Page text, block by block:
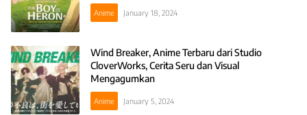
Anime January 18, 2024
Wind Breaker, Anime Terbaru dari Studio
CloverWorks, Cerita Seru dan Visual
Mengagumkan
Anime January 5, 2024